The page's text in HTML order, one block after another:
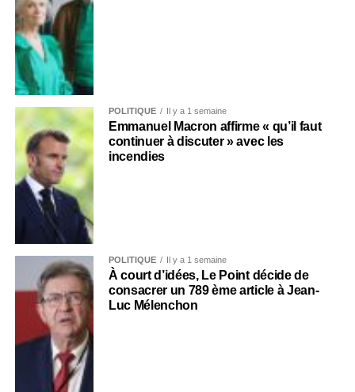
POLITIQUE Il y a 1 semaine
Emmanuel Macron affirme « qu’il faut
continuer à discuter » avec les
incendies
POLITIQUE Il y a 1 semaine
À court d’idées, Le Point décide de
consacrer un 789 ème article à Jean-
Luc Mélenchon